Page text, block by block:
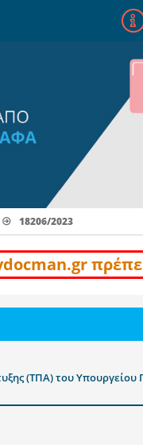
18206/2023
(ΤΠΑ) του Υπουργείου